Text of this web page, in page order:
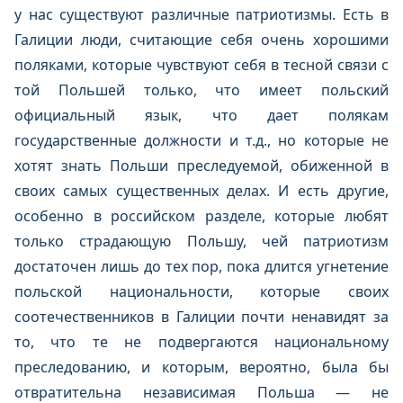
у нас существуют различные патриотизмы. Есть в
Галиции люди, считающие себя очень хорошими
поляками, которые чувствуют себя в тесной связи с
той Польшей только, что имеет польский
официальный язык, что дает полякам
государственные должности и т.д., но которые не
хотят знать Польши преследуемой, обиженной в
своих самых существенных делах. И есть другие,
особенно в российском разделе, которые любят
только страдающую Польшу, чей патриотизм
достаточен лишь до тех пор, пока длится угнетение
польской национальности, которые своих
соотечественников в Галиции почти ненавидят за
то, что те не подвергаются национальному
преследованию, и которым, вероятно, была бы
отвратительна независимая Польша — не